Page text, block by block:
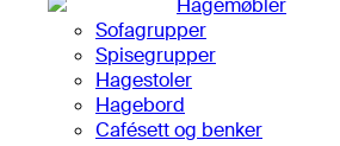
Hagemøbler
Sofagrupper
Spisegrupper
Hagestoler
Hagebord
Cafésett og benker